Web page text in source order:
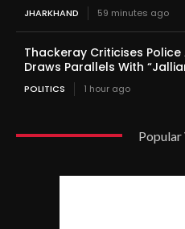
JHARKHAND 59 minutes ago
Thackeray Criticises
Draws Parallels With
POLITICS 1 hour ago
Popular